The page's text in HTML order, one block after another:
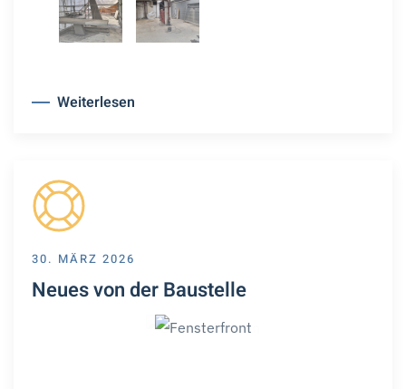
Weiterlesen
30. MÄRZ 2026
Neues von der Baustelle